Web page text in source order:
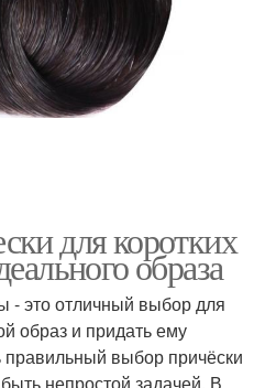
для коротких
образа
- это отличный выбор для
образ и придать ему
правильный выбор причёски
непростой задачей. В